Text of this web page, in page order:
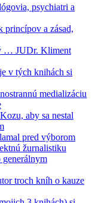
psychiatri a
princípov a zásad,
… JUDr. Kliment
v tých knihách si
medializáciu
aby sa nestal
pred výborom
žurnalistiku
generálnym
troch kníh o kauze